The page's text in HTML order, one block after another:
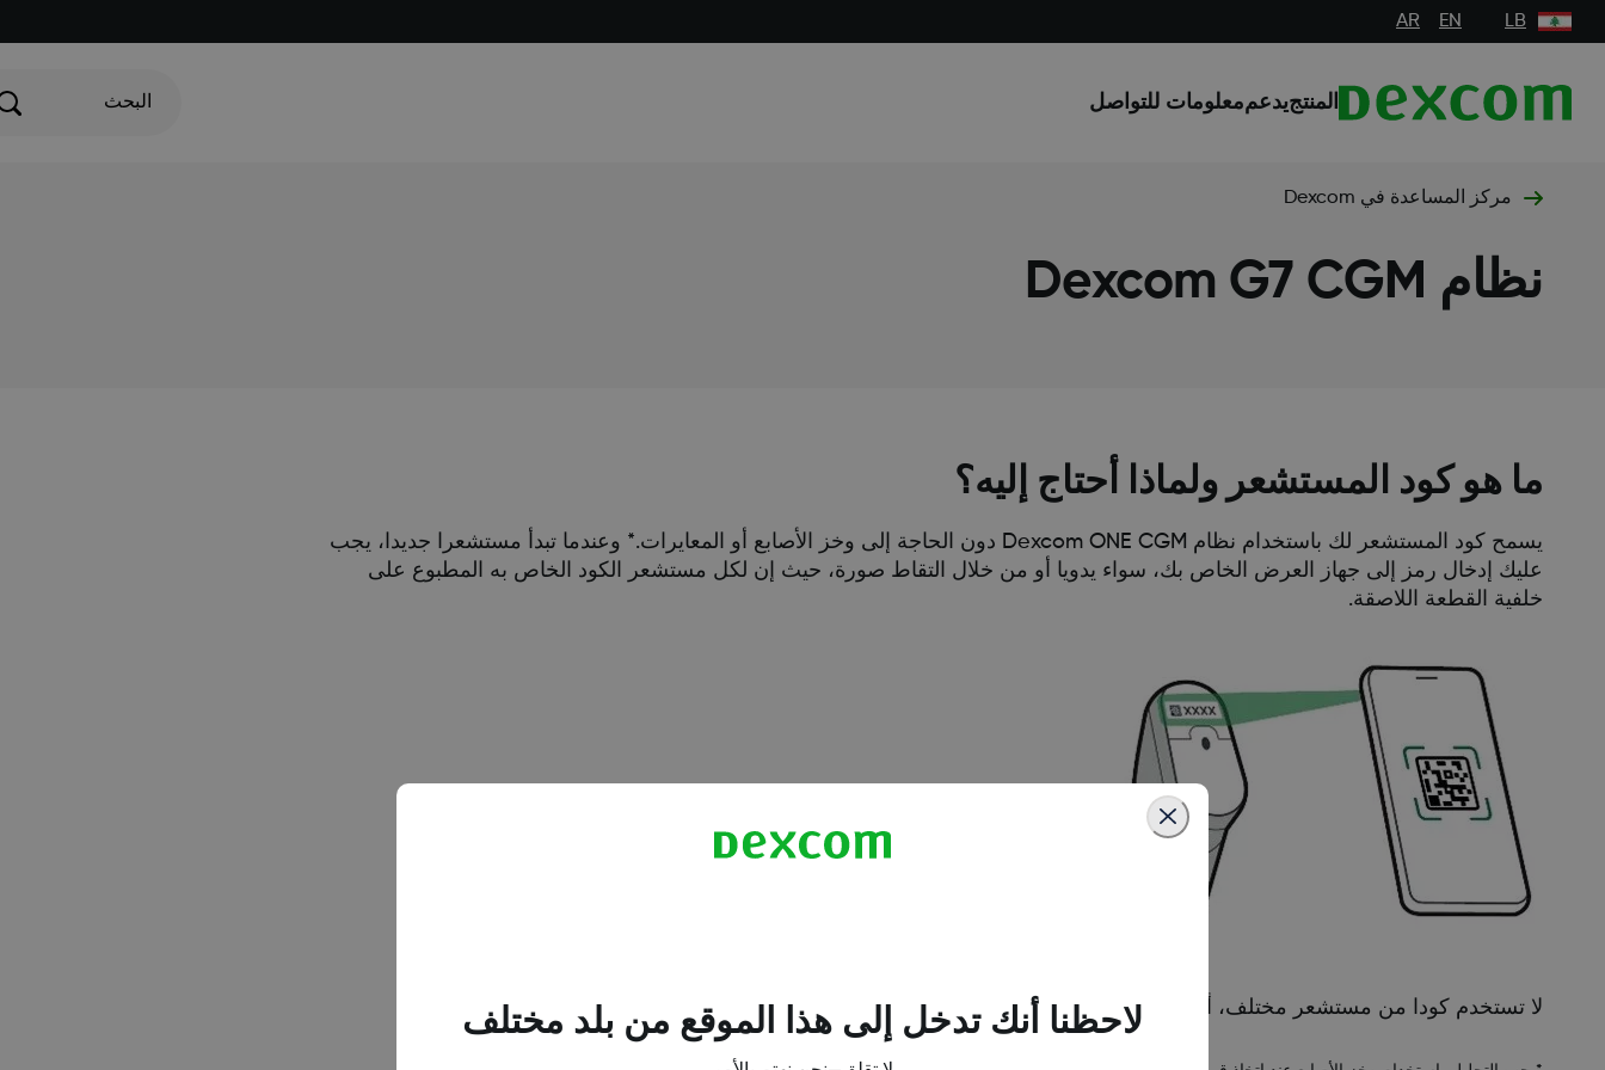
LB
EN
AR
المنتجيدعممعلومات للتواصل البحث
مركز المساعدة في Dexcom
نظام Dexcom G7 CGM
ما هو كود المستشعر ولماذا أحتاج إليه؟
يسمح كود المستشعر لك باستخدام نظام Dexcom ONE CGM دون الحاجة إلى وخز الأصابع أو المعايرات.* وعندما تبدأ مستشعرا جديدا، يجب
عليك إدخال رمز إلى جهاز العرض الخاص بك، سواء يدويا أو من خلال التقاط صورة، حيث إن لكل مستشعر الكود الخاص به المطبوع على
خلفية القطعة اللاصقة.
لا تستخدم كودا من مستشعر مختلف، أو تبتكرا كودا. إذا فعلت ذلك، فلن يعمل المستشعر أيضا، وقد يعرض بيانات غير دقيقة.
لاحظنا أنك تدخل إلى هذا الموقع من بلد مختلف